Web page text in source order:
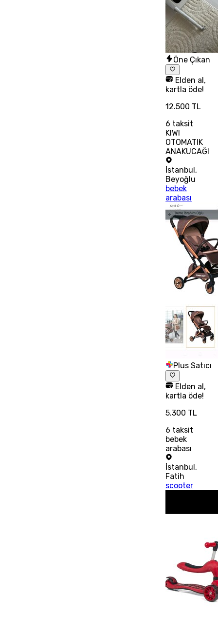
Öne Çıkan
Elden al,
kartla öde!
12.500 TL
6 taksit
KIWI
OTOMATIK
ANAKUCAĞI
İstanbul ,
Beyoğlu
bebek
arabası
Plus Satıcı
Elden al,
kartla öde!
5.300 TL
6 taksit
bebek
arabası
İstanbul,
Fatih
scooter